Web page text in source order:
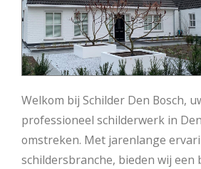
Welkom bij Schilder Den Bosch,
professioneel schilderwerk in
omstreken. Met jarenlange
schildersbranche, bieden wij een